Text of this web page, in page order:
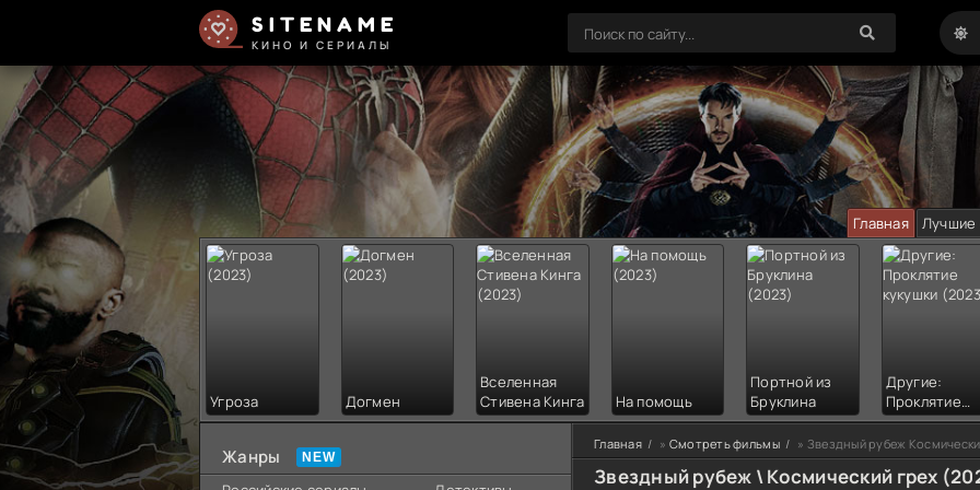
SITENAME
КИНО И СЕРИАЛЫ
Главная Лучшие
Угроза Догмен
Вселенная
Стивена Кинга
На помощь
Портной из
Бруклина
Другие:
Проклятие
кукушки
Жанры
Главная » Смотреть фильмы » Звездный рубеж
Звездный рубеж \ Космический грех